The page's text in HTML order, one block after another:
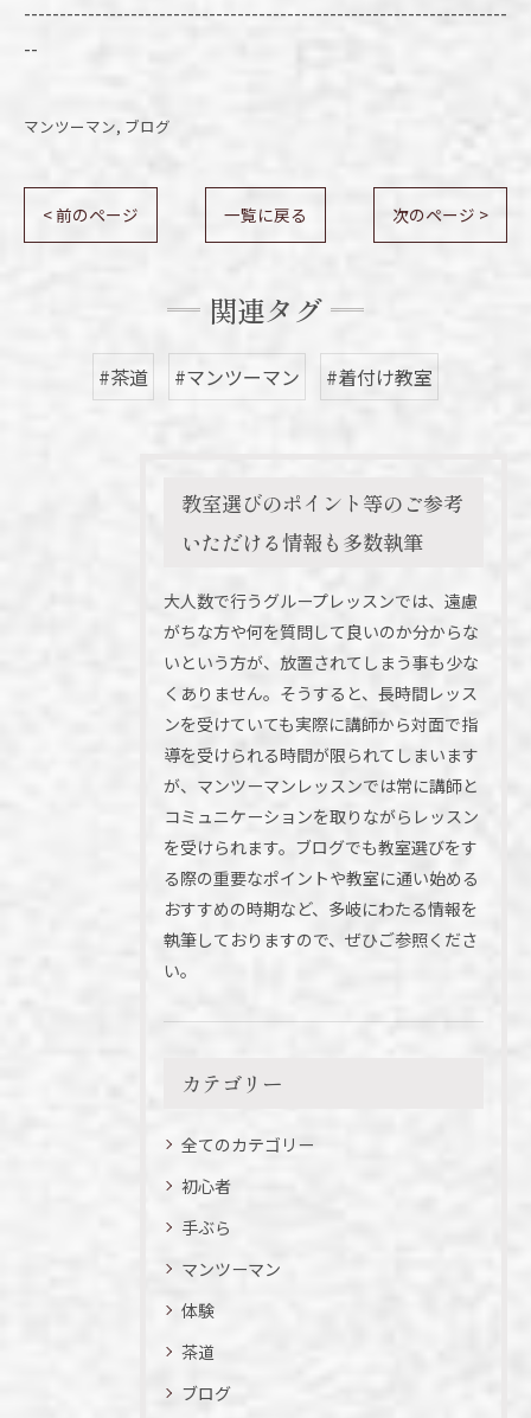
--------------------------------------------------------------------
--
マンツーマン ブログ
< 前のページ 一覧に戻る 次のページ >
関連タグ
#茶道 #マンツーマン #着付け教室
教室選びのポイント等のご参考
いただける情報も多数執筆
大人数で行うグループレッスンでは、遠慮
がちな方や何を質問して良いのか分からな
いという方が、放置されてしまう事も少な
くありません。そうすると、長時間レッス
ンを受けていても実際に講師から対面で指
導を受けられる時間が限られてしまいます
が、マンツーマンレッスンでは常に講師と
コミュニケーションを取りながらレッスン
を受けられます。ブログでも教室選びをす
る際の重要なポイントや教室に通い始める
おすすめの時期など、多岐にわたる情報を
執筆しておりますので、ぜひご参照くださ
い。
カテゴリー
全てのカテゴリー
初心者
手ぶら
マンツーマン
体験
茶道
ブログ